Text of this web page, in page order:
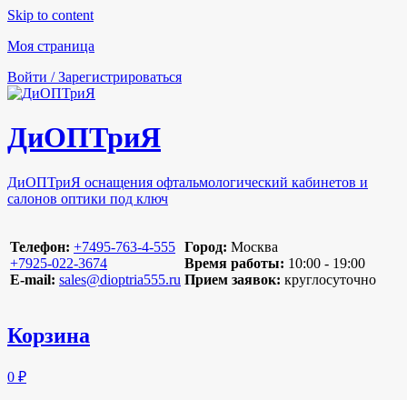
Skip to content
Моя страница
Войти / Зарегистрироваться
ДиОПТриЯ
ДиОПТриЯ оснащения офтальмологический кабинетов и
салонов оптики под ключ
Телефон: ‪+7495-763-4-555‬
‪+7925-022-3674‬
E-mail: sales@dioptria555.ru
Город: Москва
Время работы: 10:00 - 19:00
Прием заявок: круглосуточно
Корзина
0 ₽